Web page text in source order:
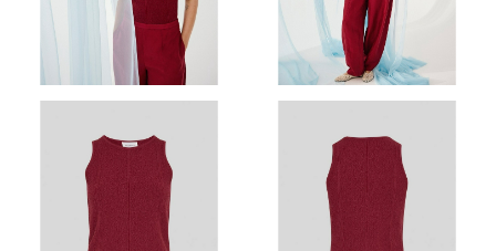
male
mode